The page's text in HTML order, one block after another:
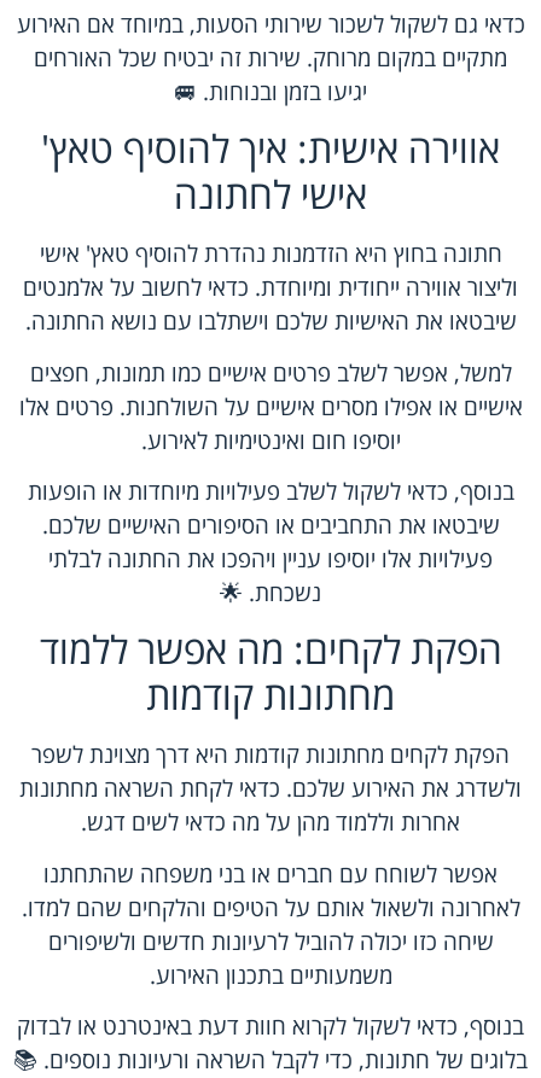
כדאי גם לשקול לשכור שירותי הסעות, במיוחד אם האירוע
מתקיים במקום מרוחק. שירות זה יבטיח שכל האורחים
יגיעו בזמן ובנוחות. 🚐
אווירה אישית: איך להוסיף טאץ'
אישי לחתונה
חתונה בחוץ היא הזדמנות נהדרת להוסיף טאץ' אישי
וליצור אווירה ייחודית ומיוחדת. כדאי לחשוב על אלמנטים
שיבטאו את האישיות שלכם וישתלבו עם נושא החתונה.
למשל, אפשר לשלב פרטים אישיים כמו תמונות, חפצים
אישיים או אפילו מסרים אישיים על השולחנות. פרטים אלו
יוסיפו חום ואינטימיות לאירוע.
בנוסף, כדאי לשקול לשלב פעילויות מיוחדות או הופעות
שיבטאו את התחביבים או הסיפורים האישיים שלכם.
פעילויות אלו יוסיפו עניין ויהפכו את החתונה לבלתי
נשכחת. 🌟
הפקת לקחים: מה אפשר ללמוד
מחתונות קודמות
הפקת לקחים מחתונות קודמות היא דרך מצוינת לשפר
ולשדרג את האירוע שלכם. כדאי לקחת השראה מחתונות
אחרות וללמוד מהן על מה כדאי לשים דגש.
אפשר לשוחח עם חברים או בני משפחה שהתחתנו
לאחרונה ולשאול אותם על הטיפים והלקחים שהם למדו.
שיחה כזו יכולה להוביל לרעיונות חדשים ולשיפורים
משמעותיים בתכנון האירוע.
בנוסף, כדאי לשקול לקרוא חוות דעת באינטרנט או לבדוק
בלוגים של חתונות, כדי לקבל השראה ורעיונות נוספים. 📚